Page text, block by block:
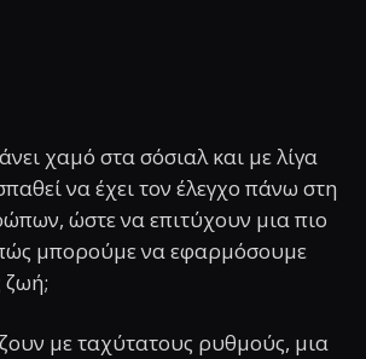
χαμό στα σόσιαλ και με λίγα
να έχει τον έλεγχο πάνω στη
ώστε να επιτύχουν μια πιο
πώς μπορούμε να εφαρμόσουμε
ζωή;
με ταχύτατους ρυθμούς, μια